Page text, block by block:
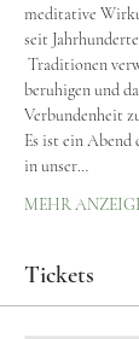
meditative
seit
Traditionen
beruhigen und
Verbundenheit
Es ist ein Abend
in unser…
MEHR
Tickets